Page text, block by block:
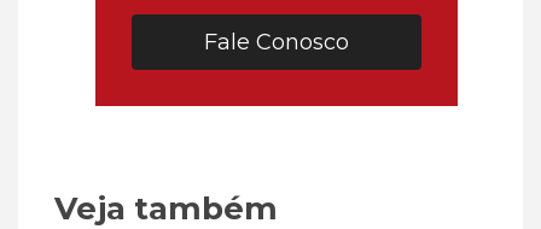
Fale Conosco
Veja também